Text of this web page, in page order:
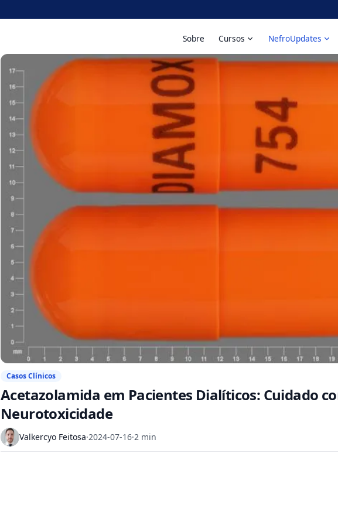
Sobre Cursos NefroUpdates
Casos Clínicos
Acetazolamida em Pacientes Dialíticos: Cuidado
Neurotoxicidade
Valkercyo Feitosa·2024-07-16·2 min